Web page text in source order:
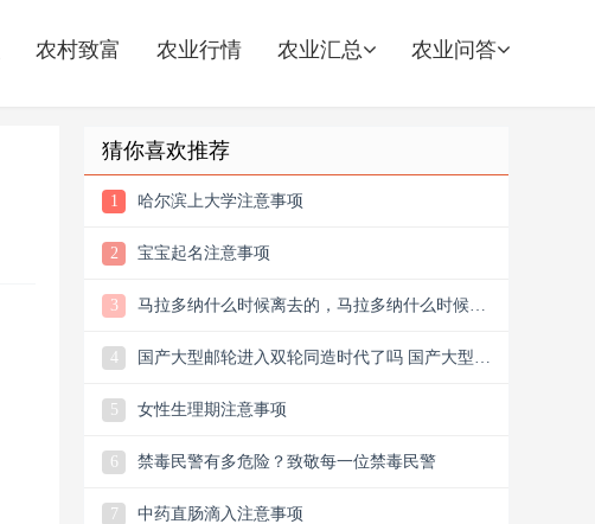
农村致富 农业行情 农业汇总 农业问答
猜你喜欢推荐
1 哈尔滨上大学注意事项
2 宝宝起名注意事项
3
马拉多纳什么时候离去的，马拉多纳什么时候逝
4
国产大型邮轮进入双轮同造时代了吗 国产大型邮
5
女性生理期注意事项
6 禁毒民警有多危险？致敬每一位禁毒民警
7 中药直肠滴入注意事项